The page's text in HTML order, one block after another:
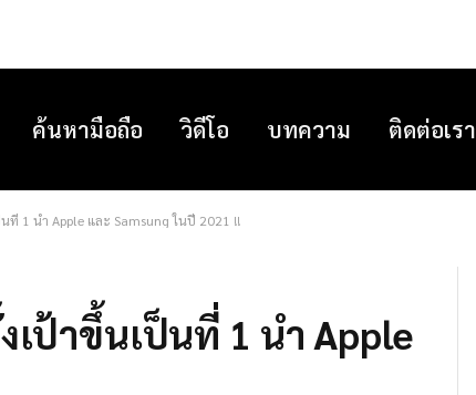
ค้นหามือถือ วิดีโอ บทความ ติดต่อเรา
ที่ 1 นำ Apple และ Samsung ในปี 2021 !!
เป้าขึ้นเป็นที่ 1 นำ Apple